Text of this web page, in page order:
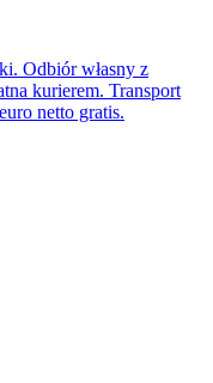
Odbiór własny z
kurierem. Transport
netto gratis.